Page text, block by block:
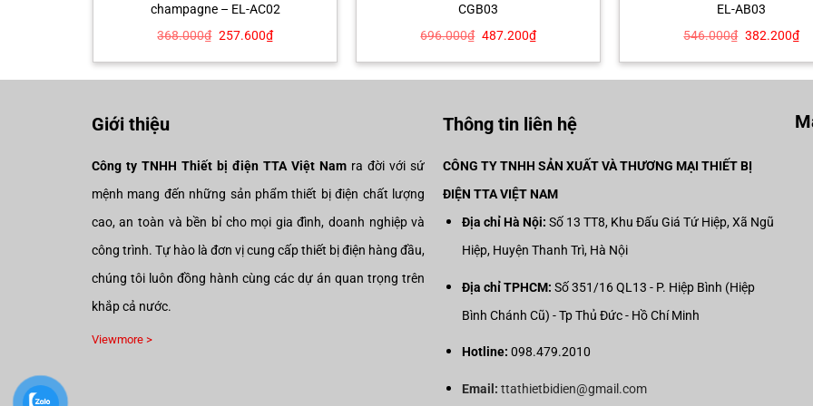
champagne – EL-AC02
368.000₫ Giá
là:
257.600₫Giá
tại
CGB03
696.000₫ Giá
là:
487.200₫Giá
tại
EL-AB03
546.000₫ Giá
là:
382.200₫Giá
tại
Giới thiệu
Công ty TNHH Thiết bị điện TTA Việt Nam ra đời với sứ
mệnh mang đến những sản phẩm thiết bị điện chất lượng
cao, an toàn và bền bỉ cho mọi gia đình, doanh nghiệp và
công trình. Tự hào là đơn vị cung cấp thiết bị điện hàng đầu,
chúng tôi luôn đồng hành cùng các dự án quan trọng trên
khắp cả nước.
Viewmore >
Thông tin liên hệ
CÔNG TY TNHH SẢN XUẤT VÀ THƯƠNG MẠI THIẾT BỊ
ĐIỆN TTA VIỆT NAM
Địa chỉ Hà Nội: Số 13 TT8, Khu Đấu Giá Tứ Hiệp, Xã Ngũ
Hiệp, Huyện Thanh Trì, Hà Nội
Địa chỉ TPHCM: Số 351/16 QL13 - P. Hiệp Bình (Hiệp
Bình Chánh Cũ) - Tp Thủ Đức - Hồ Chí Minh
Hotline: 098.479.2010
Email: ttathietbidien@gmail.com